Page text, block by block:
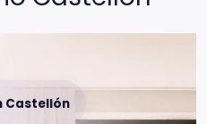
Castellón